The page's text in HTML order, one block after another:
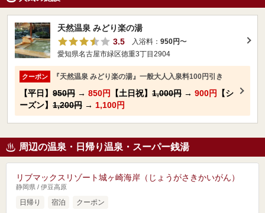
天然温泉 みどり楽の湯
3.5
入浴料： 950円〜
愛知県名古屋市緑区徳重3丁目2904
クーポン 『天然温泉 みどり楽の湯』一般大人入泉料100円引き
【平日】 950円 → 850円 【土日祝】 1,000円 → 900円 【シ
ーズン】 1,200円 → 1,100円
周辺の温泉・日帰り温泉・スーパー銭湯
リブマックスリゾート城ヶ崎海岸（じょうがさきかいがん）
静岡県 / 伊豆高原
日帰り 宿泊 クーポン